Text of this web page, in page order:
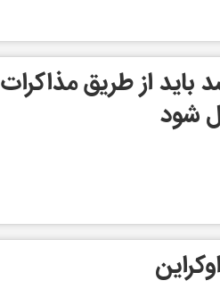
باید از طریق مذاکرات
شود